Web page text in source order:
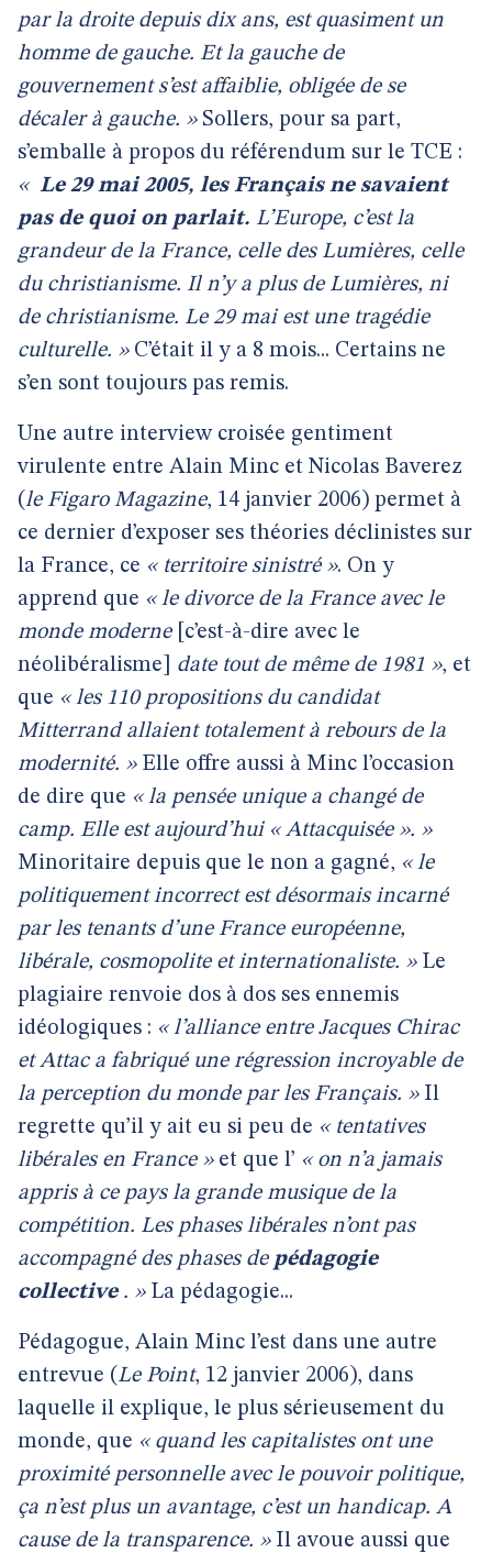
par la droite depuis dix ans, est quasiment un
homme de gauche. Et la gauche de
gouvernement s’est affaiblie, obligée de se
décaler à gauche. »Sollers, pour sa part,
s’emballe à propos du référendum sur le TCE :
« Le 29 mai 2005, les Français ne savaient
pas de quoi on parlait. L’Europe, c’est la
grandeur de la France, celle des Lumières, celle
du christianisme. Il n’y a plus de Lumières, ni
de christianisme. Le 29 mai est une tragédie
culturelle. »C’était il y a 8 mois... Certains ne
s’en sont toujours pas remis.
Une autre interview croisée gentiment
virulente entre Alain Minc et Nicolas Baverez
(le Figaro Magazine, 14 janvier 2006) permet à
ce dernier d’exposer ses théories déclinistes sur
la France, ce « territoire sinistré ». On y
apprend que « le divorce de la France avec le
monde moderne [c’est-à-dire avec le
néolibéralisme] date tout de même de 1981 », et
que « les 110 propositions du candidat
Mitterrand allaient totalement à rebours de la
modernité. » Elle offre aussi à Minc l’occasion
de dire que « la pensée unique a changé de
camp. Elle est aujourd’hui « Attacquisée ». »
Minoritaire depuis que le non a gagné, « le
politiquement incorrect est désormais incarné
par les tenants d’une France européenne,
libérale, cosmopolite et internationaliste. »Le
plagiaire renvoie dos à dos ses ennemis
idéologiques : « l’alliance entre Jacques Chirac
et Attac a fabriqué une régression incroyable de
la perception du monde par les Français. »Il
regrette qu’il y ait eu si peu de « tentatives
libérales en France » et que l’ « on n’a jamais
appris à ce pays la grande musique de la
compétition. Les phases libérales n’ont pas
accompagné des phases de pédagogie
collective . » La pédagogie...
Pédagogue, Alain Minc l’est dans une autre
entrevue (Le Point, 12 janvier 2006), dans
laquelle il explique, le plus sérieusement du
monde, que « quand les capitalistes ont une
proximité personnelle avec le pouvoir politique,
ça n’est plus un avantage, c’est un handicap. A
cause de la transparence. »Il avoue aussi que